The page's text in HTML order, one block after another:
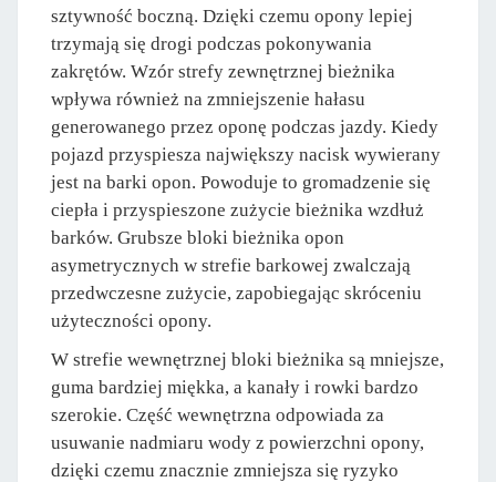
sztywność boczną. Dzięki czemu opony lepiej
trzymają się drogi podczas pokonywania
zakrętów. Wzór strefy zewnętrznej bieżnika
wpływa również na zmniejszenie hałasu
generowanego przez oponę podczas jazdy. Kiedy
pojazd przyspiesza największy nacisk wywierany
jest na barki opon. Powoduje to gromadzenie się
ciepła i przyspieszone zużycie bieżnika wzdłuż
barków. Grubsze bloki bieżnika opon
asymetrycznych w strefie barkowej zwalczają
przedwczesne zużycie, zapobiegając skróceniu
użyteczności opony.
W strefie wewnętrznej bloki bieżnika są mniejsze,
guma bardziej miękka, a kanały i rowki bardzo
szerokie. Część wewnętrzna odpowiada za
usuwanie nadmiaru wody z powierzchni opony,
dzięki czemu znacznie zmniejsza się ryzyko